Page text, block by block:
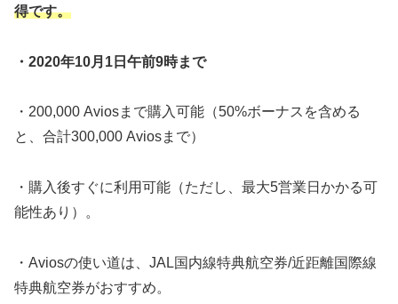
得です。
・2020年10月1日午前9時まで
・200,000 Aviosまで購入可能（50%ボーナスを含める
と、合計300,000 Aviosまで）
・購入後すぐに利用可能（ただし、最大5営業日かかる可
能性あり）。
・Aviosの使い道は、JAL国内線特典航空券/近距離国際線
特典航空券がおすすめ。